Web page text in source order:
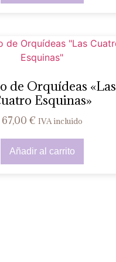
de Orquídeas «Las
Esquinas»
67,00 € IVA incluido
Añadir al carrito